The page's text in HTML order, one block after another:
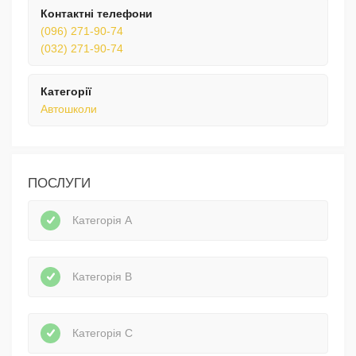
Контактні телефони
(096) 271-90-74
(032) 271-90-74
Категорії
Автошколи
ПОСЛУГИ
Категорія А
Категорія В
Категорія С